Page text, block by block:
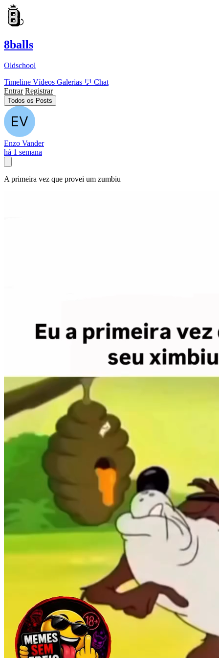
8balls
Oldschool
Timeline Vídeos Galerias 💬 Chat
Entrar Registrar
Todos os Posts
Enzo Vander
há 1 semana
A primeira vez que provei um zumbiu